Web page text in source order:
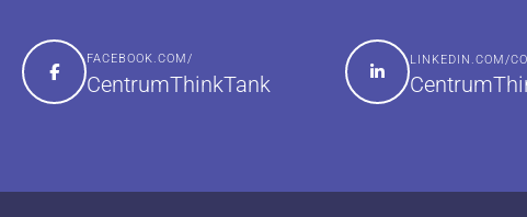
FACEBOOK.COM/
CentrumThinkTank
LINKEDIN.COM/